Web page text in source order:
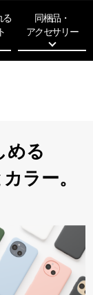
る
同梱品・
アクセサリー
める
カラー。